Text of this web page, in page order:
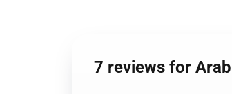
7 reviews for